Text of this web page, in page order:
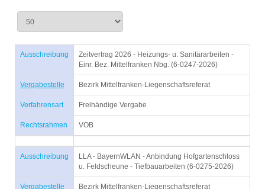
Ausschreibung
Zeitvertrag 2026 - Heizungs- u. Sanitärarbeiten -
Einr. Bez. Mittelfranken Nbg. (6-0247-2026)
Vergabestelle Bezirk Mittelfranken-Liegenschaftsreferat
Verfahrensart Freihändige Vergabe
Rechtsrahmen VOB
Ausschreibung
LLA - BayernWLAN - Anbindung Hofgartenschloss
u. Feldscheune - Tiefbauarbeiten (6-0275-2026)
Vergabestelle Bezirk Mittelfranken-Liegenschaftsreferat